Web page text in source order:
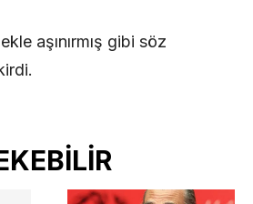
aşınırmış gibi söz